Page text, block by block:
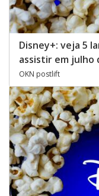
Disney+: veja 5
assistir em julho
OKN postlift